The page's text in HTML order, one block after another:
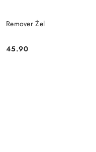
Remover Żel
Cena:
45.90